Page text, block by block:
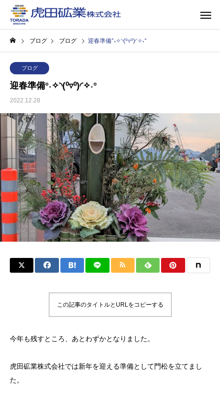
ブログ ブログ 迎春準備°˖✧◝(⁰▿⁰)◜✧˖°
ブログ
迎春準備°˖✧◝(⁰▿⁰)◜✧˖°
2022.12.28
この記事のタイトルとURLをコピーする
今年も残すところ、あとわずかとなりました。
虎田砿業株式会社では新年を迎える準備として門松を立てまし
た。